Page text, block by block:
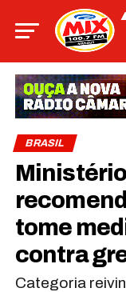
BRASIL
tome
contra
Categoria